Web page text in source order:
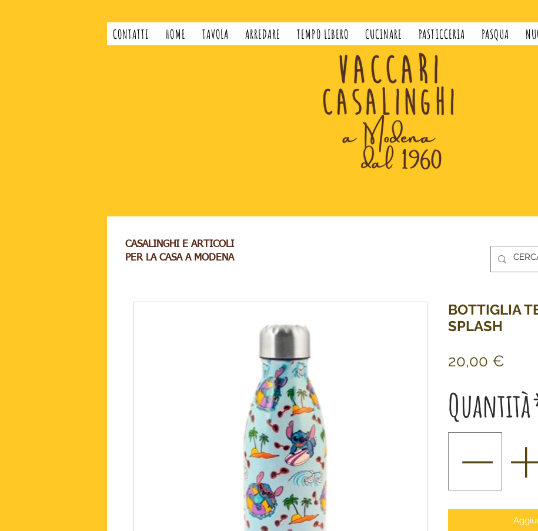
CONTATTI HOME TAVOLA ARREDARE TEMPO LIBERO CUCINARE PASTICCERIA PASQUA
CASALINGHI E ARTICOLI
PER LA CASA A MODENA
BOTTIGLIA
SPLASH
20,00 €
Quantità